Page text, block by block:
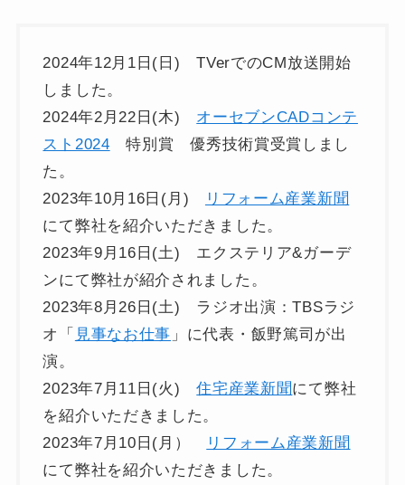
2024年12月1日(日) TVerでのCM放送開始
しました。
2024年2月22日(木) オーセブンCADコンテ
スト2024 特別賞 優秀技術賞受賞しまし
た。
2023年10月16日(月)
リフォーム産業新聞
にて弊社を紹介いただきました。
2023年9月16日(土) エクステリア&ガーデ
ンにて弊社が紹介されました。
2023年8月26日(土) ラジオ出演：TBSラジ
オ「 見事なお仕事 」に代表・飯野篤司が出
演。
2023年7月11日(火)住宅産業新聞にて弊社
を紹介いただきました。
2023年7月10日(月）
リフォーム産業新聞
にて弊社を紹介いただきました。